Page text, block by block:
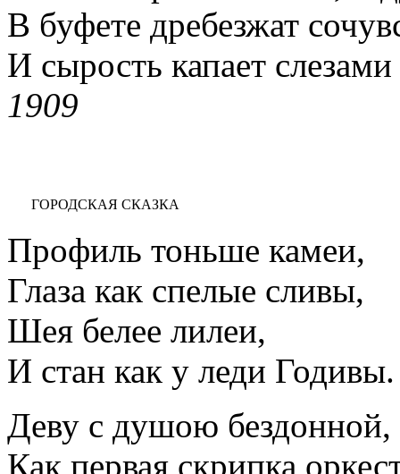
В буфете дребезжат
И сырость капает слезами
1909
ГОРОДСКАЯ СКАЗКА
Профиль тоньше камеи,
Глаза как спелые сливы,
Шея белее лилеи,
И стан как у леди Годивы.
Деву с душою бездонной,
Как первая скрипка